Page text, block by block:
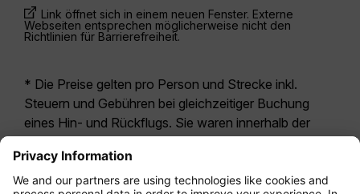
Link öffnet sich in einem neuen Fenster. Externe
Webseiten entsprechen möglicherweise nicht den
Richtlinien für Barrierefreiheit.
* Die Preise gelten pro Person und Strecke inkl.
Steuern und Gebühren bei gleichzeitiger Buchung
eines Hin- und Rückflugs. Sie waren innerhalb der
möglicherweise nicht mehr aktuell. Bei den für die
Economy Class angegebenen Tarifen handelt es